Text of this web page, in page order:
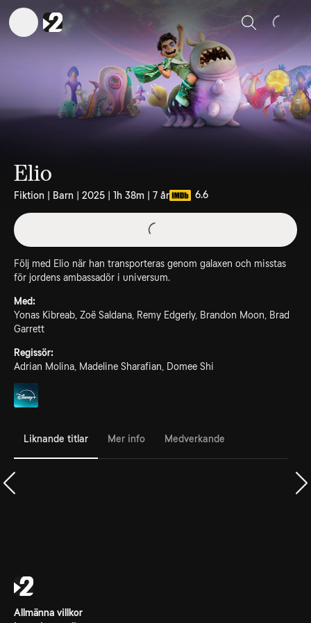
Sök
Elio
Fiktion | Barn | 2025 | 1h 38m | 7 år 6.6
Följ med Elio när han transporteras genom galaxen och misstas
för jordens ambassadör i universum.
Med:
Yonas Kibreab, Zoë Saldana, Remy Edgerly, Brandon Moon, Brad
Garrett
Regissör:
Adrian Molina, Madeline Sharafian, Domee Shi
Liknande titlar Mer info Medverkande
Allmänna villkor